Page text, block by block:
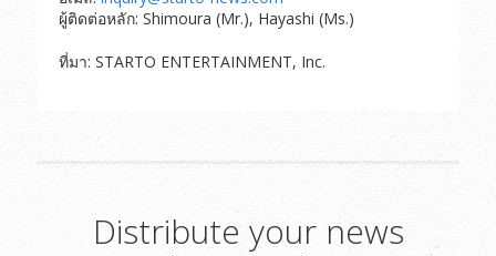
ผู้ติดต่อหลัก: Shimoura (Mr.), Hayashi (Ms.)
ที่มา: STARTO ENTERTAINMENT, Inc.
Distribute your news